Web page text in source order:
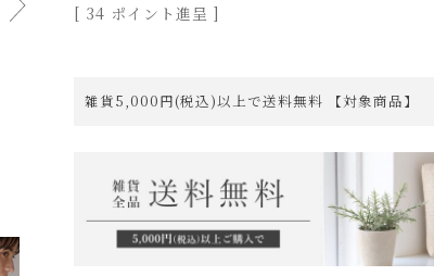
[ 34 ポイント進呈 ]
雑貨5,000円(税込)以上で送料無料 【対象商品】